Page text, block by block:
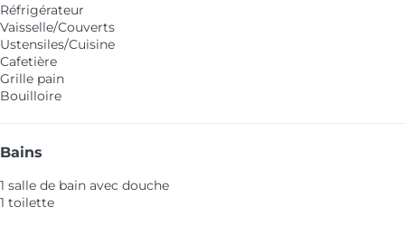
Réfrigérateur
Vaisselle/Couverts
Ustensiles/Cuisine
Cafetière
Grille pain
Bouilloire
Bains
1 salle de bain avec douche
1 toilette